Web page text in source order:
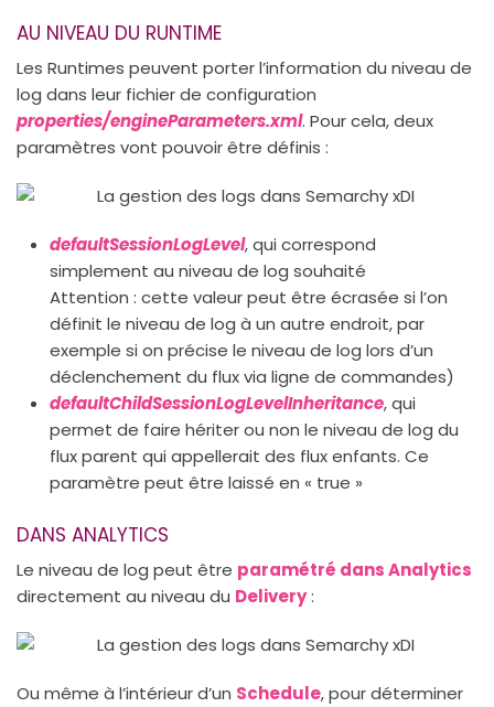
AU NIVEAU DU RUNTIME
Les Runtimes peuvent porter l’information du niveau de
log dans leur fichier de configuration
properties/engineParameters.xml. Pour cela, deux
paramètres vont pouvoir être définis :
defaultSessionLogLevel, qui correspond
simplement au niveau de log souhaité
Attention : cette valeur peut être écrasée si l’on
définit le niveau de log à un autre endroit, par
exemple si on précise le niveau de log lors d’un
déclenchement du flux via ligne de commandes)
defaultChildSessionLogLevelInheritance, qui
permet de faire hériter ou non le niveau de log du
flux parent qui appellerait des flux enfants. Ce
paramètre peut être laissé en « true »
DANS ANALYTICS
Le niveau de log peut être paramétré dans Analytics
directement au niveau du Delivery:
Ou même à l’intérieur d’un Schedule, pour déterminer